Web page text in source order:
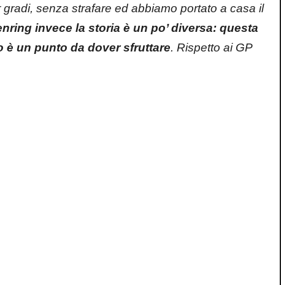
senza strafare ed abbiamo portato a casa il
invece la storia è un po’ diversa: questa
è un punto da dover sfruttare. Rispetto ai GP